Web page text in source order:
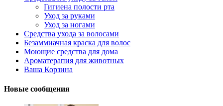
Гигиена полости рта
Уход за руками
Уход за ногами
Средства ухода за волосами
Безаммиачная краска для волос
Моющие средства для дома
Ароматерапия для животных
Ваша Корзина
Новые сообщения